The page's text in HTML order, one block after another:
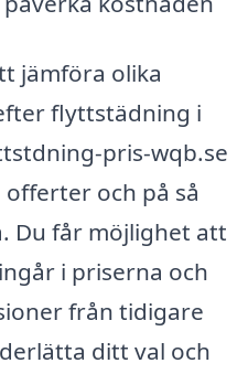
jämföra olika
flyttstädning i
pris-wqb.se
och på så
Du får möjlighet att
i priserna och
från tidigare
ditt val och